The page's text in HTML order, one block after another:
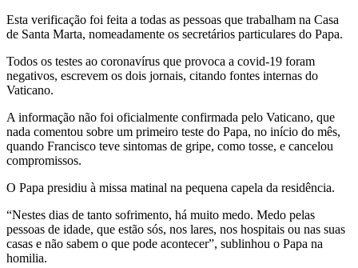
Esta verificação foi feita a todas as pessoas que trabalham na Casa
de Santa Marta, nomeadamente os secretários particulares do Papa.
Todos os testes ao coronavírus que provoca a covid-19 foram
negativos, escrevem os dois jornais, citando fontes internas do
Vaticano.
A informação não foi oficialmente confirmada pelo Vaticano, que
nada comentou sobre um primeiro teste do Papa, no início do mês,
quando Francisco teve sintomas de gripe, como tosse, e cancelou
compromissos.
O Papa presidiu à missa matinal na pequena capela da residência.
“Nestes dias de tanto sofrimento, há muito medo. Medo pelas
pessoas de idade, que estão sós, nos lares, nos hospitais ou nas suas
casas e não sabem o que pode acontecer”, sublinhou o Papa na
homilia.